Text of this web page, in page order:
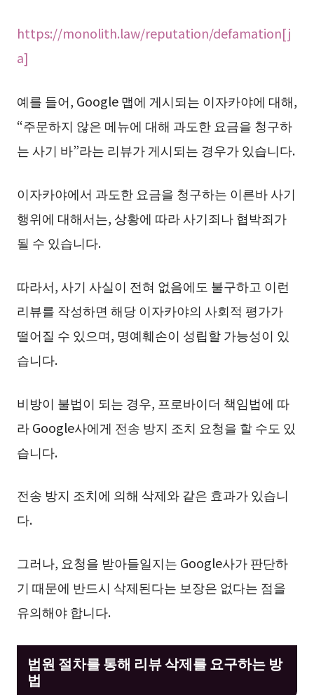
https://monolith.law/reputation/defamation[j
a]
예를 들어, Google 맵에 게시되는 이자카야에 대해,
“주문하지 않은 메뉴에 대해 과도한 요금을 청구하
는 사기 바”라는 리뷰가 게시되는 경우가 있습니다.
이자카야에서 과도한 요금을 청구하는 이른바 사기
행위에 대해서는, 상황에 따라 사기죄나 협박죄가
될 수 있습니다.
따라서, 사기 사실이 전혀 없음에도 불구하고 이런
리뷰를 작성하면 해당 이자카야의 사회적 평가가
떨어질 수 있으며, 명예훼손이 성립할 가능성이 있
습니다.
비방이 불법이 되는 경우, 프로바이더 책임법에 따
라 Google사에게 전송 방지 조치 요청을 할 수도 있
습니다.
전송 방지 조치에 의해 삭제와 같은 효과가 있습니
다.
그러나, 요청을 받아들일지는 Google사가 판단하
기 때문에 반드시 삭제된다는 보장은 없다는 점을
유의해야 합니다.
법원 절차를 통해 리뷰 삭제를 요구하는 방
법